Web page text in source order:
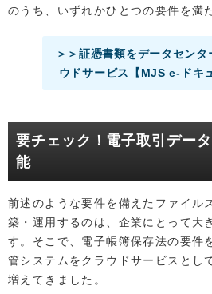
のうち、いずれかひとつの要件を満
＞＞証憑書類をデータセンタ
ウドサービス【MJS e-ドキ
要チェック！電子取引デー
能
前述のような要件を備えたファイル
築・運用するのは、企業にとって大
す。そこで、電子帳簿保存法の要件
管システムをクラウドサービスとし
増えてきました。